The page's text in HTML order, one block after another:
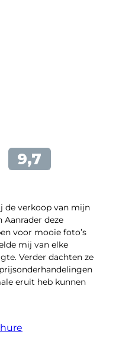
de verkoop van mijn
deze
voor mooie foto’s
mij van elke
Verder dachten ze
eruit heb kunnen